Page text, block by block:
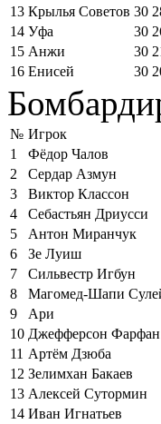
13 Крылья Советов 30
14 Уфа 30
15 Анжи 30
16 Енисей 30
№ Игрок
1
Фёдор Чалов
2
Сердар Азмун
3
Виктор Классон
4
Себастьян Дриусси
5
Антон Миранчук
6
Зе Луиш
7
Сильвестр Игбун
8
Магомед-Шапи
9
Ари
10 Джефферсон Фарфан
11 Артём Дзюба
12 Зелимхан Бакаев
13 Алексей Сутормин
14 Иван Игнатьев